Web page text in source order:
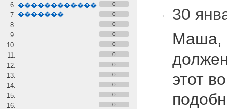
������������
�������
0
0
0
0
0
0
0
0
0
0
0
30
Маша,
этот